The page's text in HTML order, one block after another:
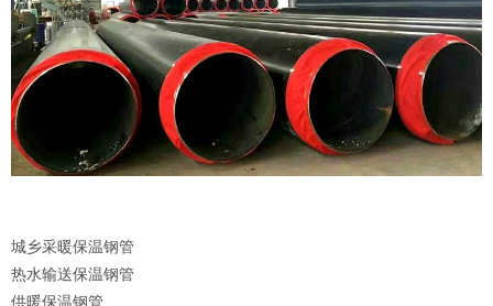
城乡采暖保温钢管
热水输送保温钢管
供暖保温钢管